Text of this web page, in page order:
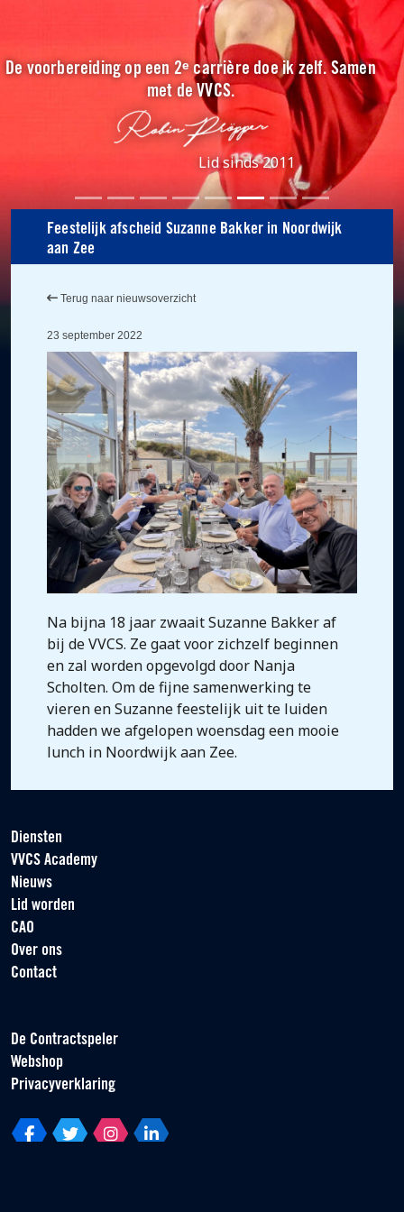
De voorbereiding op een 2ᵉ carrière doe ik zelf. Samen
met de VVCS.
Lid sinds 2011
Feestelijk afscheid Suzanne Bakker in Noordwijk
aan Zee
Terug naar nieuwsoverzicht
23 september 2022
Na bijna 18 jaar zwaait Suzanne Bakker af
bij de VVCS. Ze gaat voor zichzelf beginnen
en zal worden opgevolgd door Nanja
Scholten. Om de fijne samenwerking te
vieren en Suzanne feestelijk uit te luiden
hadden we afgelopen woensdag een mooie
lunch in Noordwijk aan Zee.
Diensten
VVCS Academy
Nieuws
Lid worden
CAO
Over ons
Contact
De Contractspeler
Webshop
Privacyverklaring